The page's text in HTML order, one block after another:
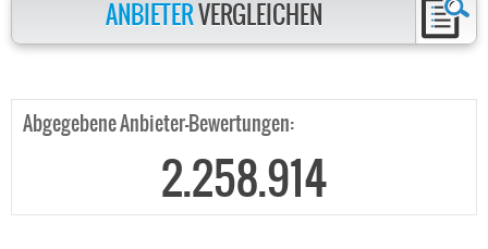
ANBIETERVERGLEICHEN
Abgegebene Anbieter-Bewertungen:
2.258.914